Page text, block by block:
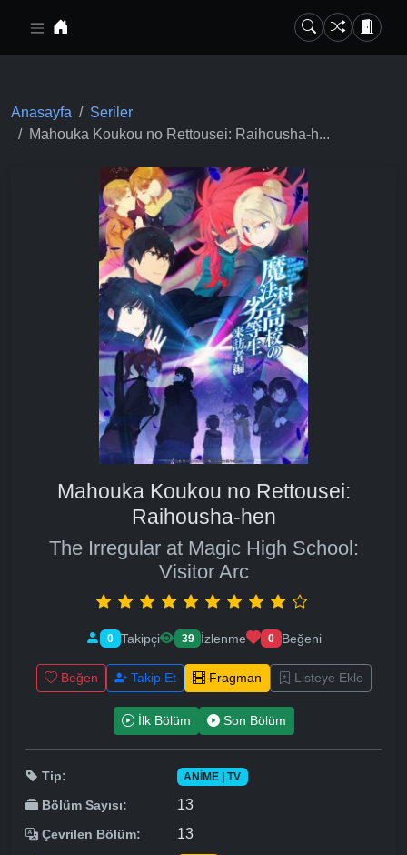
Anasayfa
Seriler
Mahouka Koukou no Rettousei: Raihousha-h...
Mahouka Koukou no Rettousei:
Raihousha-hen
The Irregular at Magic High School:
Visitor Arc
0 Takipçi 39 İzlenme 0 Beğeni
Beğen Takip Et Fragman Listeye Ekle
İlk Bölüm Son Bölüm
Tip: ANIME | TV
Bölüm Sayısı: 13
Çevrilen Bölüm: 13